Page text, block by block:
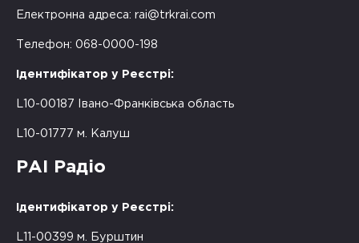
Електронна адреса: rai@trkrai.com
Телефон: 068-0000-198
Ідентифікатор у Реєстрі:
L10-00187 Івано-Франківська область
L10-01777 м. Калуш
РАІ Радіо
Ідентифікатор у Реєстрі:
L11-00399 м. Бурштин